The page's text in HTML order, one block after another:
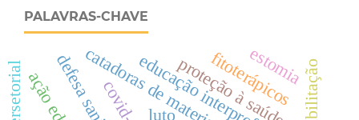
PALAVRAS-CHAVE
proteção à saúde
fitoterápicos
luto
estomiareabilitação